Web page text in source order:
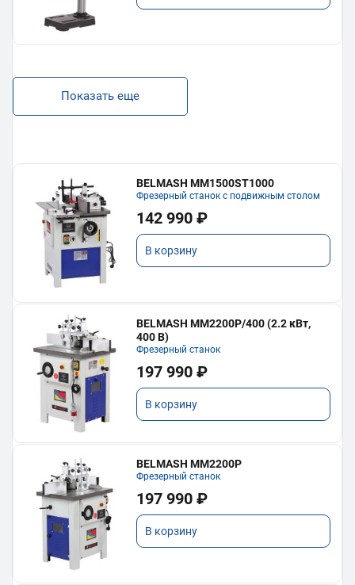
Показать еще
BELMASH MM1500ST1000
Фрезерный станок с подвижным столом
142 990 ₽
В корзину
BELMASH MM2200P/400 (2.2 кВт,
400 В)
Фрезерный станок
197 990 ₽
В корзину
BELMASH MM2200P
Фрезерный станок
197 990 ₽
В корзину